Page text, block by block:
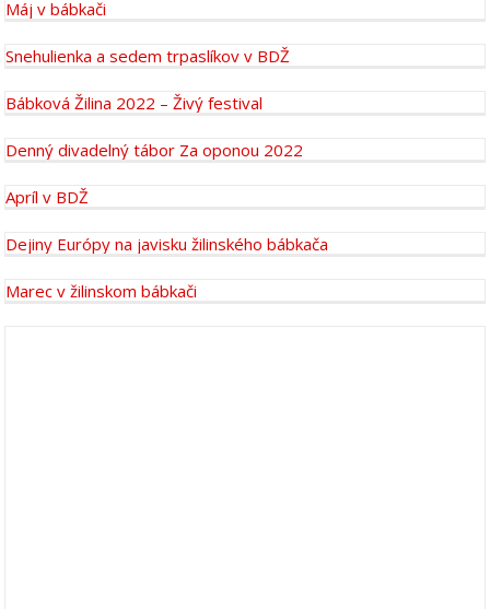
Máj v bábkači
Snehulienka a sedem trpaslíkov v BDŽ
Bábková Žilina 2022 – Živý festival
Denný divadelný tábor Za oponou 2022
Apríl v BDŽ
Dejiny Európy na javisku žilinského bábkača
Marec v žilinskom bábkači